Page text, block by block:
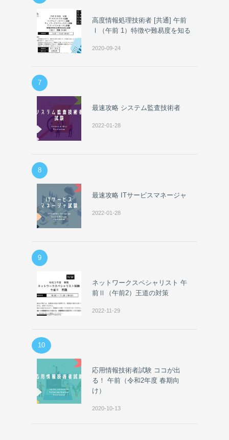
高度情報処理技術者 [共通] 午前
Ⅰ（午前 1）特徴や難易度を知る
2020-09-24
7
最速攻略 システム監査技術者
2022-01-28
8
最速攻略 ITサービスマネージャ
2022-01-28
9
ネットワークスペシャリスト 午
前Ⅱ（午前2）王道の対策
2022-11-29
10
応用情報技術者試験 ココが出
る！ 午前（令和2年度 春期向
け）
2020-10-13